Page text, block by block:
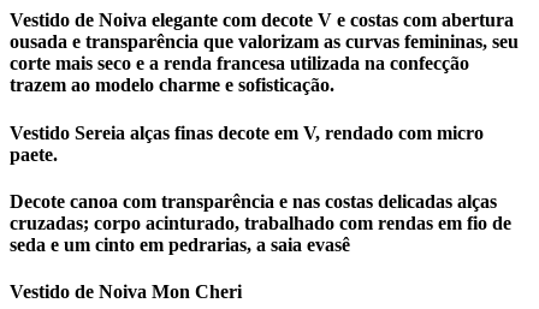
Vestido de Noiva elegante com decote V e costas com abertura
ousada e transparência que valorizam as curvas femininas, seu
corte mais seco e a renda francesa utilizada na confecção
trazem ao modelo charme e sofisticação.
Vestido Sereia alças finas decote em V, rendado com micro
paete.
Decote canoa com transparência e nas costas delicadas alças
cruzadas; corpo acinturado, trabalhado com rendas em fio de
seda e um cinto em pedrarias, a saia evasê
Vestido de Noiva Mon Cheri